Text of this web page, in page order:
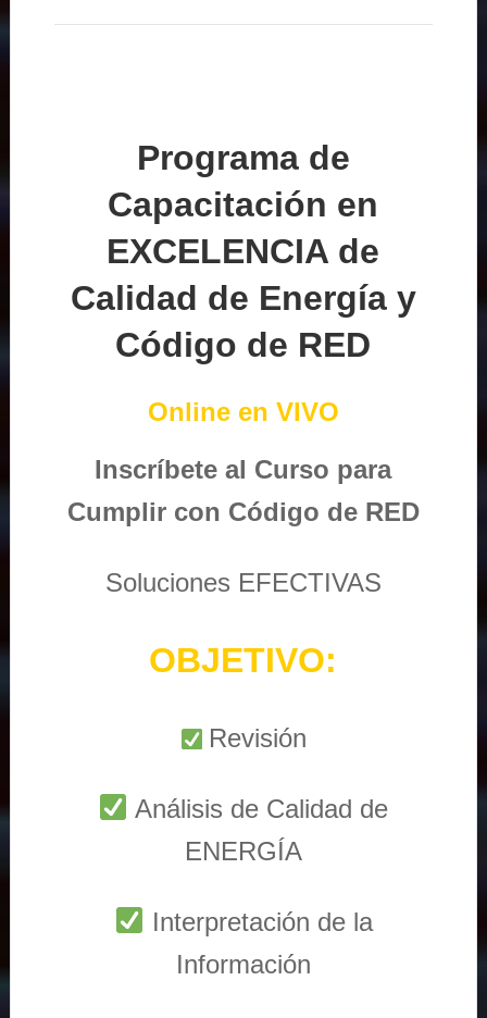
Programa de
Capacitación en
EXCELENCIA de
Calidad de Energía y
Código de RED
Online en VIVO
Inscríbete al Curso para
Cumplir con Código de RED
Soluciones EFECTIVAS
OBJETIVO:
Revisión
Análisis de Calidad de
ENERGÍA
Interpretación de la
Información